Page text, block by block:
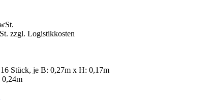
zzgl. Logistikkosten
Stück, je B: 0,27m x H: 0,17m